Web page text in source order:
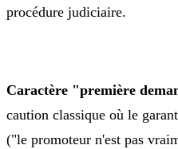
procédure judiciaire.
Caractère "première
caution classique où le
("le promoteur n'est pas